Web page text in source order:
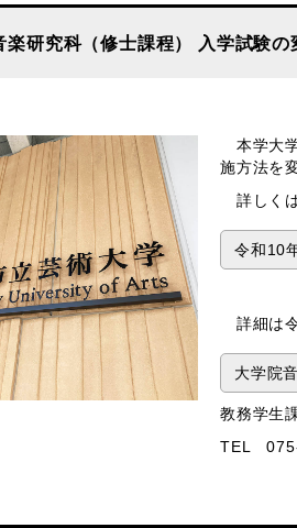
楽研究科（修士課程） 入学試験の
本学大
施方法を
詳しく
令和10
詳細は
大学院
教務学生
TEL